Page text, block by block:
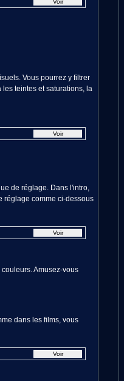
Vous pourrez y filtrer
teintes et saturations, la
de réglage. Dans l'intro,
réglage comme ci-dessous
Amusez-vous
dans les films, vous